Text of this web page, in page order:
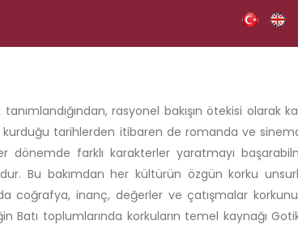
tanımlandığından, rasyonel bakışın ötekisi
tarihlerden itibaren de romanda ve
dönemde farklı karakterler yaratmayı
Bu bakımdan her kültürün özgün korku
coğrafya, inanç, değerler ve çatışmalar
toplumlarında korkuların temel kaynağı